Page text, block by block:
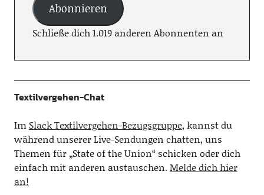
Abonnieren
Schließe dich 1.019 anderen Abonnenten an
Textilvergehen-Chat
Im Slack Textilvergehen-Bezugsgruppe, kannst du
während unserer Live-Sendungen chatten, uns
Themen für „State of the Union“ schicken oder dich
einfach mit anderen austauschen.Melde dich hier
an!